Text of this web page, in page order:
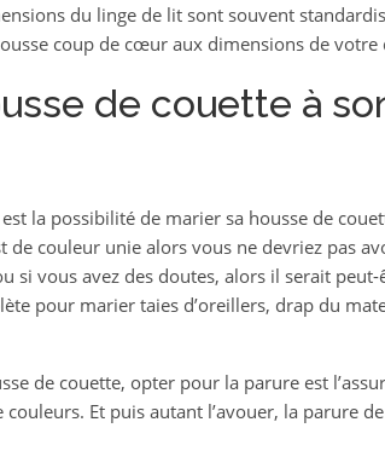
du linge de lit sont souvent
coup de cœur aux dimensions de votre
de couette à
la possibilité de marier sa housse de
de couleur unie alors vous ne devriez pas
si vous avez des doutes, alors il serait
pour marier taies d’oreillers, drap du
de couette, opter pour la parure est
couleurs. Et puis autant l’avouer, la parure